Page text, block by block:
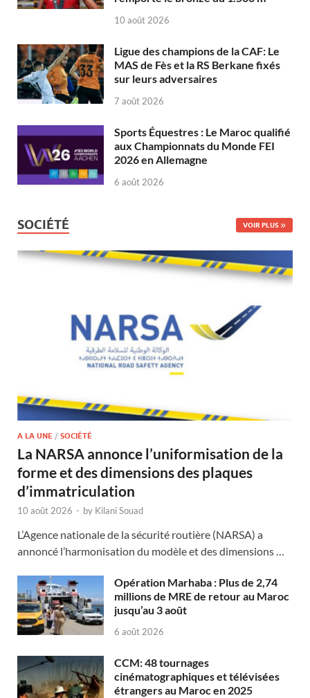
10 août 2026
Ligue des champions de la CAF: Le
MAS de Fès et la RS Berkane fixés
sur leurs adversaires
7 août 2026
Sports Équestres : Le Maroc qualifié
aux Championnats du Monde FEI
2026 en Allemagne
6 août 2026
SOCIÉTÉ VOIR PLUS
A LA UNE / SOCIÉTÉ
La NARSA annonce l’uniformisation de la
forme et des dimensions des plaques
d’immatriculation
10 août 2026 - by Kilani Souad
L’Agence nationale de la sécurité routière (NARSA) a
annoncé l’harmonisation du modèle et des dimensions …
Opération Marhaba : Plus de 2,74
millions de MRE de retour au Maroc
jusqu’au 3 août
6 août 2026
CCM: 48 tournages
cinématographiques et télévisées
étrangers au Maroc en 2025